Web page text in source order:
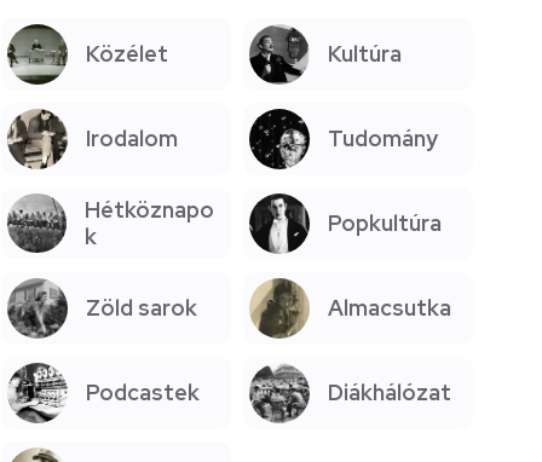
Közélet Kultúra
Irodalom Tudomány
Hétköznapo
k
Popkultúra
Zöld sarok Almacsutka
Podcastek Diákhálózat